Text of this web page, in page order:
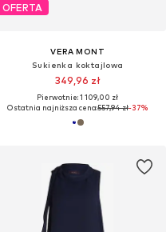
OFERTA
VERA MONT
Sukienka koktajlowa
349,96 zł
Pierwotnie: 1 109,00 zł
Ostatnia najniższa cena:557,94 zł-37%